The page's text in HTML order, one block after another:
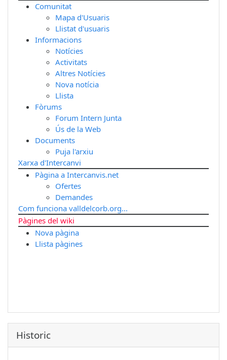
Comunitat
Mapa d'Usuaris
Llistat d'usuaris
Informacions
Notícies
Activitats
Altres Notícies
Nova notícia
Llista
Fòrums
Forum Intern Junta
Ús de la Web
Documents
Puja l'arxiu
Xarxa d'Intercanvi
Pàgina a Intercanvis.net
Ofertes
Demandes
Com funciona valldelcorb.org...
Pàgines del wiki
Nova pàgina
Llista pàgines
Historic